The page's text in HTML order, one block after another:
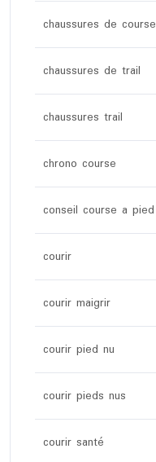
chaussures de course
chaussures de trail
chaussures trail
chrono course
conseil course a pied
courir
courir maigrir
courir pied nu
courir pieds nus
courir santé